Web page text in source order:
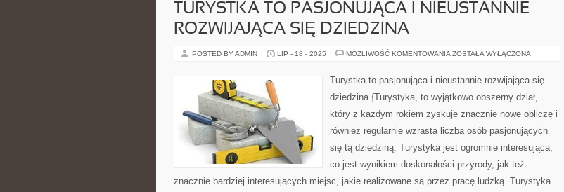
TURYSTKA TO PASJONUJĄCA I NIEUSTANNIE
ROZWIJAJĄCA SIĘ DZIEDZINA
POSTED BY ADMIN LIP - 18 - 2025 MOŻLIWOŚĆ KOMENTOWANIA TURYSTKA
NIEUSTANNIE
SIĘ
ZOSTAŁA WYŁĄCZONA
Turystka to pasjonująca i nieustannie rozwijająca się
dziedzina {Turystyka, to wyjątkowo obszerny dział,
który z każdym rokiem zyskuje znacznie nowe oblicze i
również regularnie wzrasta liczba osób pasjonujących
się tą dziedziną. Turystyka jest ogromnie interesująca,
co jest wynikiem doskonałości przyrody, jak też
znacznie bardziej interesujących miejsc, jakie realizowane są przez pracę ludzką. Turystyka